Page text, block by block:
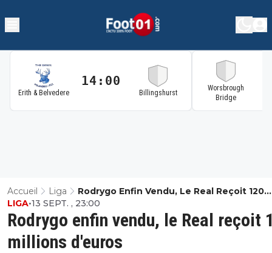
Erith & Belvedere
14:00
Billingshurst
Worsbrough
Bridge
Accueil Liga
Rodrygo Enfin Vendu, Le Real Reçoit 120
Millions D'euros
Rodrygo enfin vendu, le Real reçoit
millions d'euros
LIGA•13 SEPT. , 23:00